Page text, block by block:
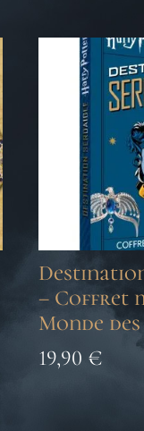
– Coffret
Monde
19,90 €